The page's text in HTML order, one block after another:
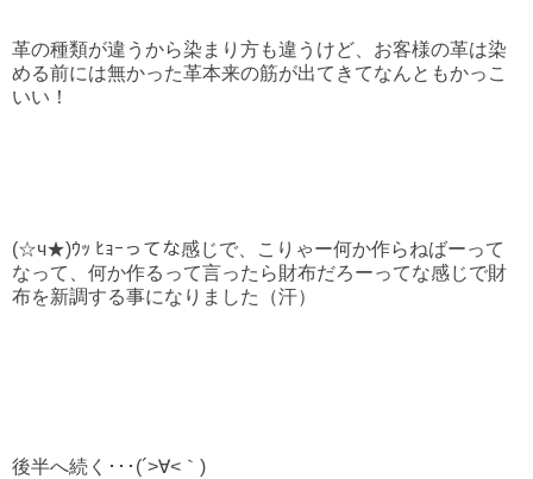
革の種類が違うから染まり方も違うけど、お客様の革は染
める前には無かった革本来の筋が出てきてなんともかっこ
いい！
(☆ч★)ｳｯ ﾋｮｰってな感じで、こりゃー何か作らねばーって
なって、何か作るって言ったら財布だろーってな感じで財
布を新調する事になりました（汗）
後半へ続く･･･(´>∀<｀)ゝ